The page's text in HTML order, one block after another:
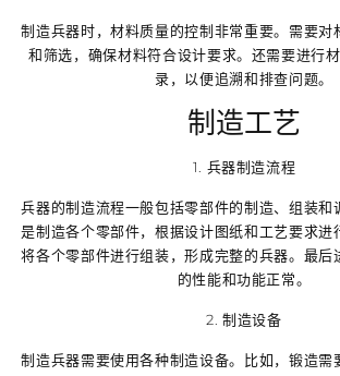
制造兵器时，材料质量的控制非常重要。需要对
和筛选，确保材料符合设计要求。还需要进行
录，以便追溯和排查问题。
制造工艺
1. 兵器制造流程
兵器的制造流程一般包括零部件的制造、组装和
是制造各个零部件，根据设计图纸和工艺要求进
将各个零部件进行组装，形成完整的兵器。最后
的性能和功能正常。
2. 制造设备
制造兵器需要使用各种制造设备。比如，锻造需